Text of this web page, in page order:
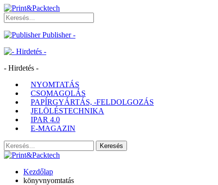
Publisher -
- Hirdetés -
NYOMTATÁS
CSOMAGOLÁS
PAPÍRGYÁRTÁS, -FELDOLGOZÁS
JELÖLÉSTECHNIKA
IPAR 4.0
E-MAGAZIN
Kezdőlap
könyvnyomtatás